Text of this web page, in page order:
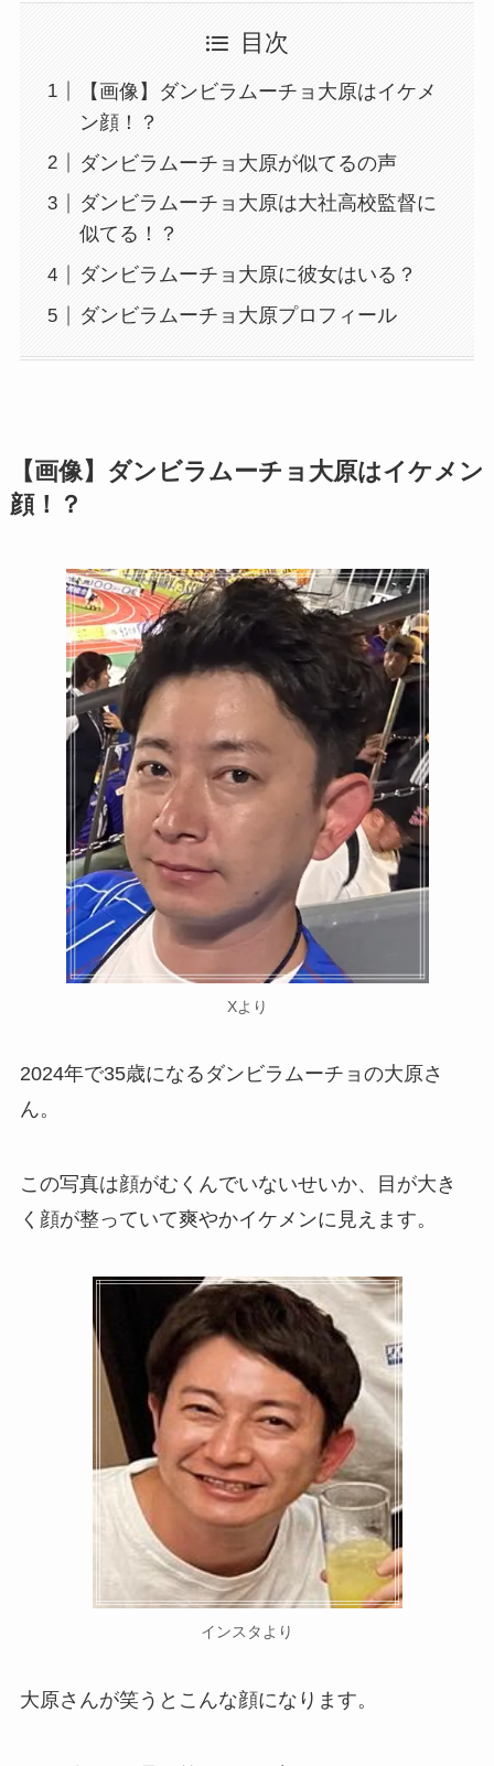
目次
【画像】ダンビラムーチョ大原はイケメ
ン顔！？
ダンビラムーチョ大原が似てるの声
ダンビラムーチョ大原は大社高校監督に
似てる！？
ダンビラムーチョ大原に彼女はいる？
ダンビラムーチョ大原プロフィール
【画像】ダンビラムーチョ大原はイケメン
顔！？
Xより
2024年で35歳になるダンビラムーチョの大原さ
ん。
この写真は顔がむくんでいないせいか、目が大き
く顔が整っていて爽やかイケメンに見えます。
インスタより
大原さんが笑うとこんな顔になります。